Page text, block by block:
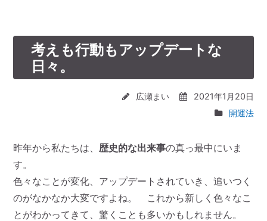
考えも行動もアップデートな
日々。
広瀬まい
2021年1月20日
開運法
昨年から私たちは、 歴史的な出来事の真っ最中にいま
す。
色々なことが変化、アップデートされていき、追いつく
のがなかなか大変ですよね。 これから新しく色々なこ
とがわかってきて、驚くことも多いかもしれません。